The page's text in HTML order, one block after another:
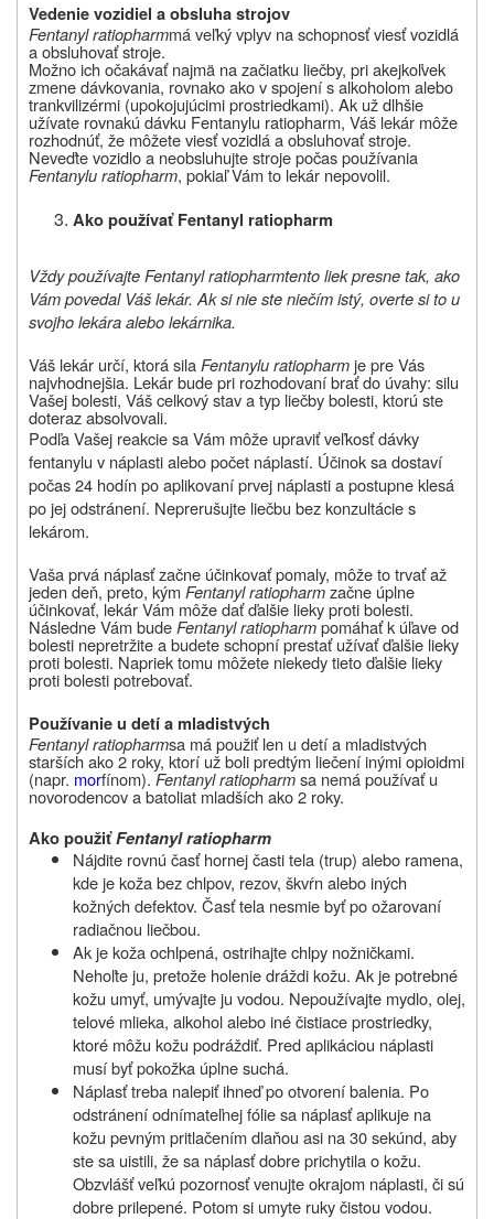
Vedenie vozidiel a obsluha strojov
Fentanyl ratiopharmmá veľký vplyv na schopnosť viesť vozidlá
a obsluhovať stroje.
Možno ich očakávať najmä na začiatku liečby, pri akejkoľvek
zmene dávkovania, rovnako ako v spojení s alkoholom alebo
trankvilizérmi (upokojujúcimi prostriedkami). Ak už dlhšie
užívate rovnakú dávku Fentanylu ratiopharm, Váš lekár môže
rozhodnúť, že môžete viesť vozidlá a obsluhovať stroje.
Neveďte vozidlo a neobsluhujte stroje počas používania
Fentanylu ratiopharm, pokiaľ Vám to lekár nepovolil.
Ako používať Fentanyl ratiopharm
Vždy používajte Fentanyl ratiopharmtento liek presne tak, ako
Vám povedal Váš lekár. Ak si nie ste niečím istý, overte si to u
svojho lekára alebo lekárnika.
Váš lekár určí, ktorá sila Fentanylu ratiopharmje pre Vás
najvhodnejšia. Lekár bude pri rozhodovaní brať do úvahy: silu
Vašej bolesti, Váš celkový stav a typ liečby bolesti, ktorú ste
doteraz absolvovali.
Podľa Vašej reakcie sa Vám môže upraviť veľkosť dávky
fentanylu v náplasti alebo počet náplastí. Účinok sa dostaví
počas 24 hodín po aplikovaní prvej náplasti a postupne klesá
po jej odstránení. Neprerušujte liečbu bez konzultácie s
lekárom.
Vaša prvá náplasť začne účinkovať pomaly, môže to trvať až
jeden deň, preto, kým Fentanyl ratiopharmzačne úplne
účinkovať, lekár Vám môže dať ďalšie lieky proti bolesti.
Následne Vám bude Fentanyl ratiopharmpomáhať k úľave od
bolesti nepretržite a budete schopní prestať užívať ďalšie lieky
proti bolesti. Napriek tomu môžete niekedy tieto ďalšie lieky
proti bolesti potrebovať.
Používanie u detí a mladistvých
Fentanyl ratiopharmsa má použiť len u detí a mladistvých
starších ako 2 roky, ktorí už boli predtým liečení inými opioidmi
(napr. morfínom). Fentanyl ratiopharmsa nemá používať u
novorodencov a batoliat mladších ako 2 roky.
Ako použiťFentanyl ratiopharm
Nájdite rovnú časť hornej časti tela (trup) alebo ramena,
kde je koža bez chlpov, rezov, škvŕn alebo iných
kožných defektov. Časť tela nesmie byť po ožarovaní
radiačnou liečbou.
Ak je koža ochlpená, ostrihajte chlpy nožničkami.
Nehoľte ju, pretože holenie dráždi kožu. Ak je potrebné
kožu umyť, umývajte ju vodou. Nepoužívajte mydlo, olej,
telové mlieka, alkohol alebo iné čistiace prostriedky,
ktoré môžu kožu podráždiť. Pred aplikáciou náplasti
musí byť pokožka úplne suchá.
Náplasť treba nalepiť ihneď po otvorení balenia. Po
odstránení odnímateľnej fólie sa náplasť aplikuje na
kožu pevným pritlačením dlaňou asi na 30 sekúnd, aby
ste sa uistili, že sa náplasť dobre prichytila o kožu.
Obzvlášť veľkú pozornosť venujte okrajom náplasti, či sú
dobre prilepené. Potom si umyte ruky čistou vodou.